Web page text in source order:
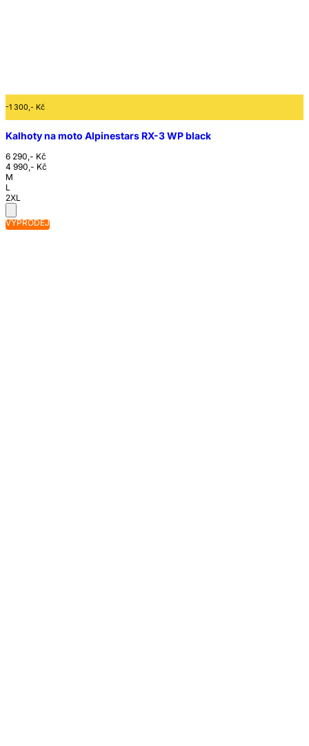
-1 300,- Kč
Kalhoty na moto Alpinestars RX-3 WP black
6 290,- Kč
4 990,- Kč
M
L
2XL
VÝPRODEJ